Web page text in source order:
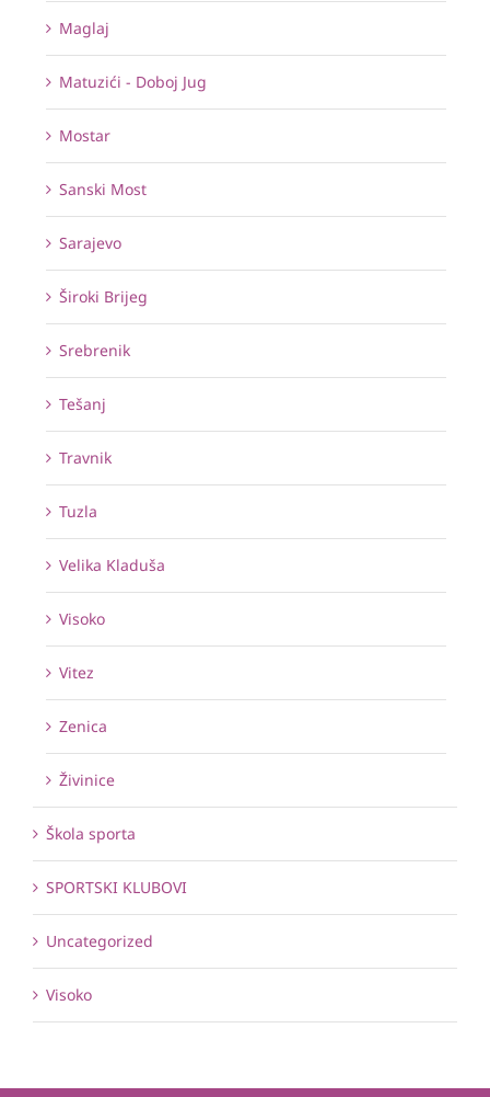
Maglaj
Matuzići - Doboj Jug
Mostar
Sanski Most
Sarajevo
Široki Brijeg
Srebrenik
Tešanj
Travnik
Tuzla
Velika Kladuša
Visoko
Vitez
Zenica
Živinice
Škola sporta
SPORTSKI KLUBOVI
Uncategorized
Visoko